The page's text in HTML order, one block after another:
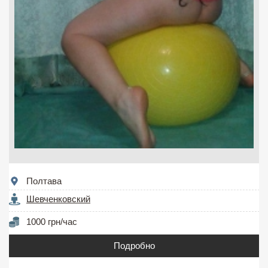
Полтава
Шевченковский
1000 грн/час
Подробно